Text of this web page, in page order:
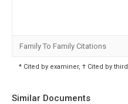
Family To Family Citations
* Cited by examiner, † Cited by
Similar Documents